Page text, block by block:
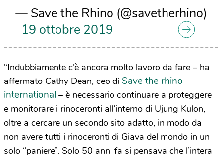
— Save the Rhino (@savetherhino)
19 ottobre 2019
“Indubbiamente c’è ancora molto lavoro da fare – ha
affermato Cathy Dean, ceo di Save the rhino
international – è necessario continuare a proteggere
e monitorare i rinoceronti all’interno di Ujung Kulon,
oltre a cercare un secondo sito adatto, in modo da
non avere tutti i rinoceronti di Giava del mondo in un
solo “paniere”. Solo 50 anni fa si pensava che l’intera